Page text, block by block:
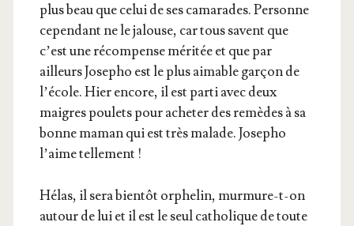
plus beau que celui de ses cama­rades. Per­sonne
cepen­dant ne le jalouse, car tous savent que
c’est une récom­pense méri­tée et que par
ailleurs Jose­pho est le plus aimable gar­çon de
l’é­cole. Hier encore, il est par­ti avec deux
maigres pou­lets pour ache­ter des remèdes à sa
bonne maman qui est très malade. Jose­pho
l’aime tellement !
Hélas, il sera bien­tôt orphe­lin, mur­mure-t-on
autour de lui et il est le seul catho­lique de toute